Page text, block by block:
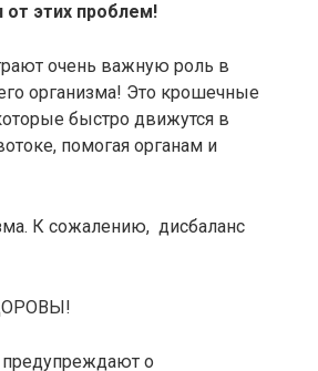
от этих проблем!
очень важную роль в
организма! Это крошечные
быстро движутся в
помогая органам и
К сожалению, дисбаланс
предупреждают о